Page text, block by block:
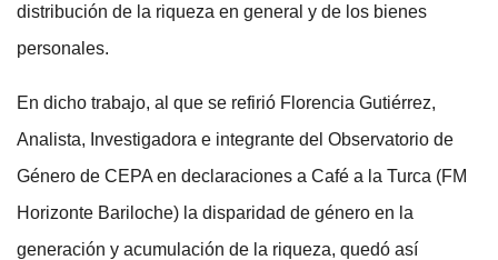
distribución de la riqueza en general y de los bienes
personales.
En dicho trabajo, al que se refirió Florencia Gutiérrez,
Analista, Investigadora e integrante del Observatorio de
Género de CEPA en declaraciones a Café a la Turca (FM
Horizonte Bariloche) la disparidad de género en la
generación y acumulación de la riqueza, quedó así